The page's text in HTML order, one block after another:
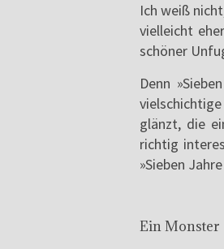
Ich weiß
vielleicht
schöner
Denn
glänzt, die
richtig
»Sieben
Ein Monster